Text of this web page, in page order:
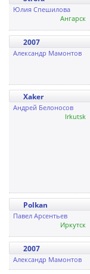
Юлия Спешилова
Ангарск
2007
Александр Мамонтов
Xaker
Андрей Белоносов
Irkutsk
Polkan
Павел Арсентьев
Иркутск
2007
Александр Мамонтов